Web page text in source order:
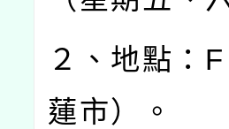
２、地點：
蓮市）。